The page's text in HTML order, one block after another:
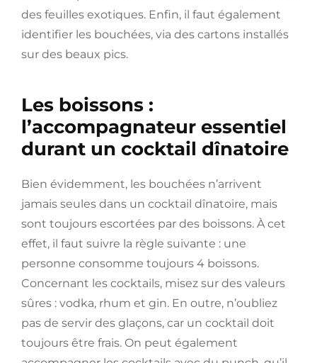
des feuilles exotiques. Enfin, il faut également
identifier les bouchées, via des cartons installés
sur des beaux pics.
Les boissons :
l’accompagnateur essentiel
durant un cocktail dînatoire
Bien évidemment, les bouchées n’arrivent
jamais seules dans un cocktail dînatoire, mais
sont toujours escortées par des boissons. À cet
effet, il faut suivre la règle suivante : une
personne consomme toujours 4 boissons.
Concernant les cocktails, misez sur des valeurs
sûres : vodka, rhum et gin. En outre, n’oubliez
pas de servir des glaçons, car un cocktail doit
toujours être frais. On peut également